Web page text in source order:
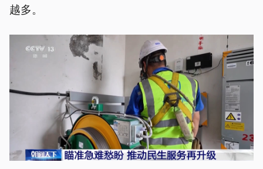
越多。